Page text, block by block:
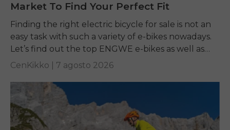
Market To Find Your Perfect Fit
Finding the right electric bicycle for sale is not an
easy task with such a variety of e-bikes nowadays.
Let’s find out the top ENGWE e-bikes as well as
other...
CenKikko | 7 agosto 2026